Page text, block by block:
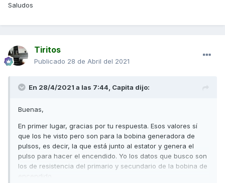
Saludos
Tiritos
Publicado 28 de Abril del 2021
En 28/4/2021 a las 7:44, Capita dijo:
Buenas,
En primer lugar, gracias por tu respuesta. Esos valores sí
que los he visto pero son para la bobina generadora de
pulsos, es decir, la que está junto al estator y genera el
pulso para hacer el encendido. Yo los datos que busco son
los de resistencia del primario y secundario de la bobina de
encendido.